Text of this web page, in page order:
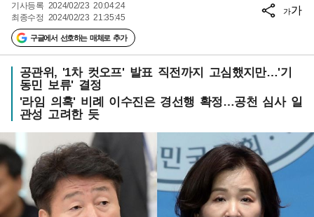
기사등록 2024/02/23 20:04:24
최종수정 2024/02/23 21:35:45
구글에서 선호하는 매체로 추가
가가
공관위, '1차 컷오프' 발표 직전까지 고심했지만…'기
동민 보류' 결정
'라임 의혹' 비례 이수진은 경선행 확정…공천 심사 일
관성 고려한 듯